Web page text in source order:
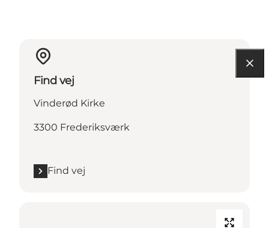
Find vej
Vinderød Kirke
3300 Frederiksværk
Find vej